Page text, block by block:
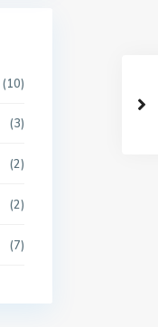
(10)
(3)
(2)
(2)
(7)